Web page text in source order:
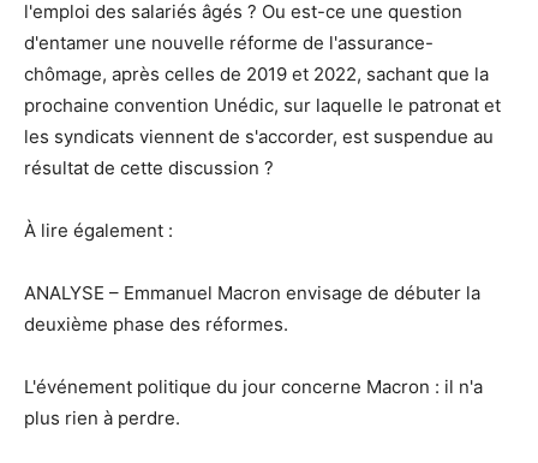
l'emploi des salariés âgés ? Ou est-ce une question
d'entamer une nouvelle réforme de l'assurance-
chômage, après celles de 2019 et 2022, sachant que la
prochaine convention Unédic, sur laquelle le patronat et
les syndicats viennent de s'accorder, est suspendue au
résultat de cette discussion ?
À lire également :
ANALYSE – Emmanuel Macron envisage de débuter la
deuxième phase des réformes.
L'événement politique du jour concerne Macron : il n'a
plus rien à perdre.